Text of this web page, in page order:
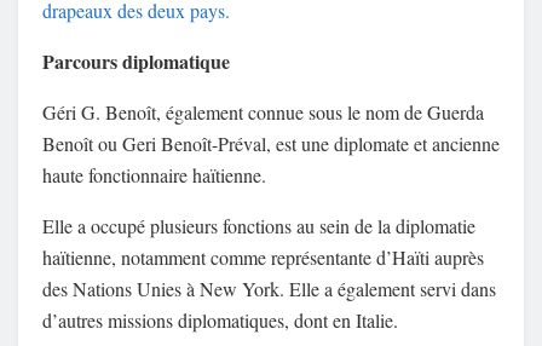
drapeaux des deux pays.
Parcours diplomatique
Géri G. Benoît, également connue sous le nom de Guerda
Benoît ou Geri Benoît-Préval, est une diplomate et ancienne
haute fonctionnaire haïtienne.
Elle a occupé plusieurs fonctions au sein de la diplomatie
haïtienne, notamment comme représentante d’Haïti auprès
desNations Uniesà New York. Elle a également servi dans
d’autres missions diplomatiques, dont en Italie.